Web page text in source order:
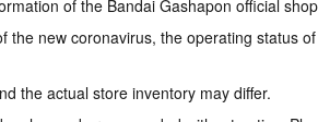
of the Bandai Gashapon official
the new coronavirus, the operating status
the actual store inventory may differ.